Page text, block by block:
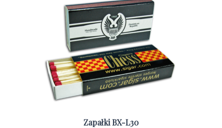
Zapałki BX-L30